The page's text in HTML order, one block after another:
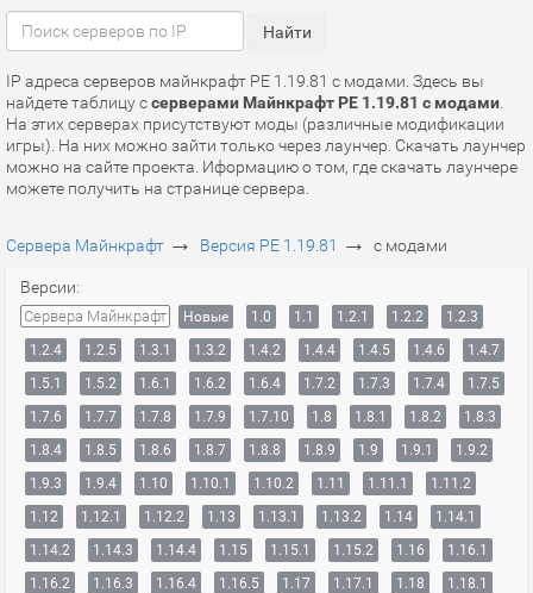
IP адреса серверов майнкрафт PE 1.19.81 с модами. Здесь вы
найдете таблицу ссерверами Майнкрафт PE 1.19.81 с модами
На этих серверах присутствуют моды (различные модификации
игры). На них можно зайти только через лаунчер. Скачать лаунчер
можно на сайте проекта. Иформацию о том, где скачать лаунчере
можете получить на странице сервера.
Сервера Майнкрафт → Версия PE 1.19.81 → с модами
Версии:
Сервера Майнкрафт Новые 1.0 1.1 1.2.1 1.2.2
1.2.3
1.2.4
1.2.5 1.3.1 1.3.2 1.4.2 1.4.4 1.4.5 1.4.6
1.4.7
1.5.1
1.5.2 1.6.1 1.6.2 1.6.4 1.7.2 1.7.3 1.7.4
1.7.5
1.7.6
1.7.7 1.7.8 1.7.9 1.7.10 1.8 1.8.1 1.8.2
1.8.3
1.8.4
1.8.5 1.8.6 1.8.7 1.8.8 1.8.9 1.9 1.9.1
1.9.2
1.9.3
1.9.4 1.10 1.10.1 1.10.2 1.11 1.11.1
1.11.2
1.12
1.12.1 1.12.2 1.13 1.13.1 1.13.2 1.14
1.14.1
1.14.2
1.14.3 1.14.4 1.15 1.15.1 1.15.2 1.16
1.16.1
1.16.2
1.16.3 1.16.4 1.16.5 1.17 1.17.1 1.18
1.18.1